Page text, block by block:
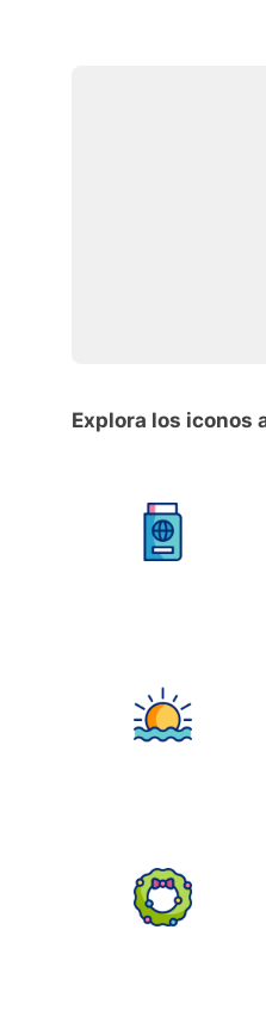
Explora los iconos